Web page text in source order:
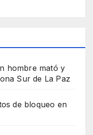
hombre mató y
Sur de La Paz
de bloqueo en